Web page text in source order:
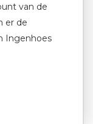
van de
er de
Ingenhoes